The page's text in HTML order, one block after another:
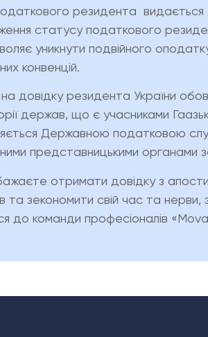
резидента видається
статусу податкового
уникнути подвійного
конвенцій.
довідку резидента України
держав, що є учасниками
Державною податковою
представницькими органами
отримати довідку з
та зекономити свій час та нерви,
до команди професіоналів